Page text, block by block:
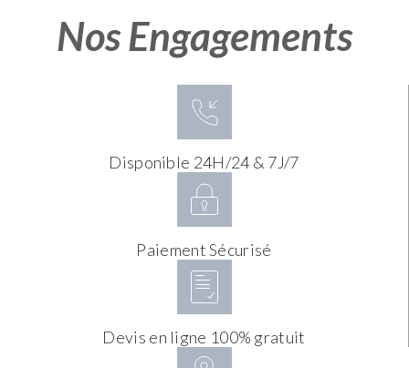
Nos Engagements
Disponible 24H/24 & 7J/7
Paiement Sécurisé
Devis en ligne 100% gratuit